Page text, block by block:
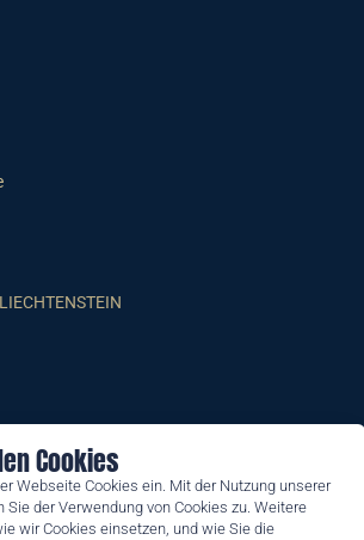
Cookies
Webseite Cookies ein. Mit der Nutzung unserer
der Verwendung von Cookies zu. Weitere
wir Cookies einsetzen, und wie Sie die